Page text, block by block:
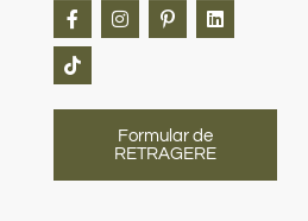
Formular de
RETRAGERE